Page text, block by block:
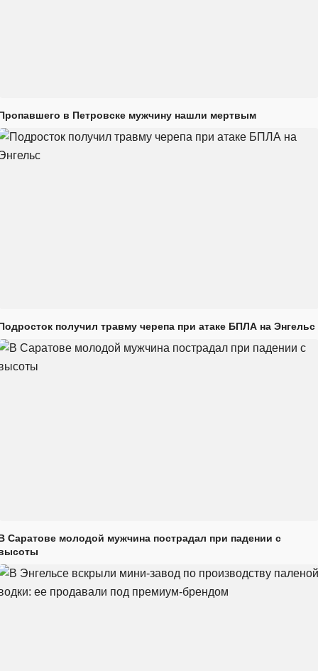
в Петровске мужчину нашли мертвым
получил травму черепа при атаке БПЛА на Энгельс
Саратове молодой мужчина пострадал при падении с